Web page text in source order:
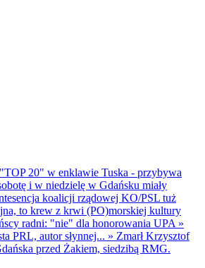
"TOP 20" w enklawie Tuska - przybywa
i w niedzielę w Gdańsku miały
koalicji rządowej KO/PSL tuż
to krew z krwi (PO)morskiej kultury
radni: "nie" dla honorowania UPA »
PRL, autor słynnej... » Zmarł Krzysztof
przed Żakiem, siedzibą RMG.